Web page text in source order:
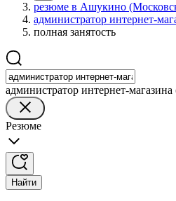
резюме в Ашукино
администратор интернет-
полная занятость
администратор интернет-
Резюме
Найти